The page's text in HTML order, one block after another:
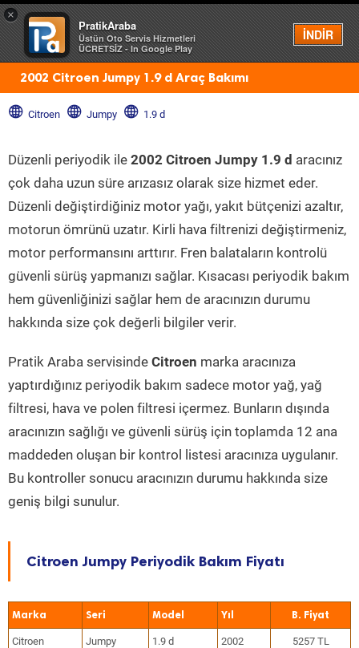
×
PratikAraba
Üstün Oto Servis Hizmetleri
ÜCRETSİZ - In Google Play
İNDİR
Menü
2002 Citroen Jumpy 1.9 d Araç Bakımı
Citroen Jumpy 1.9 d
Düzenli periyodik ile 2002 Citroen Jumpy 1.9 d aracınız
çok daha uzun süre arızasız olarak size hizmet eder.
Düzenli değiştirdiğiniz motor yağı, yakıt bütçenizi azaltır,
motorun ömrünü uzatır. Kirli hava filtrenizi değiştirmeniz,
motor performansını arttırır. Fren balataların kontrolü
güvenli sürüş yapmanızı sağlar. Kısacası periyodik bakım
hem güvenliğinizi sağlar hem de aracınızın durumu
hakkında size çok değerli bilgiler verir.
Pratik Araba servisinde Citroen marka aracınıza
yaptırdığınız periyodik bakım sadece motor yağ, yağ
filtresi, hava ve polen filtresi içermez. Bunların dışında
aracınızın sağlığı ve güvenli sürüş için toplamda 12 ana
maddeden oluşan bir kontrol listesi aracınıza uygulanır.
Bu kontroller sonucu aracınızın durumu hakkında size
geniş bilgi sunulur.
Citroen Jumpy Periyodik Bakım Fiyatı
Marka Seri Model Yıl
Citroen Jumpy 1.9 d 2002 5257 TL